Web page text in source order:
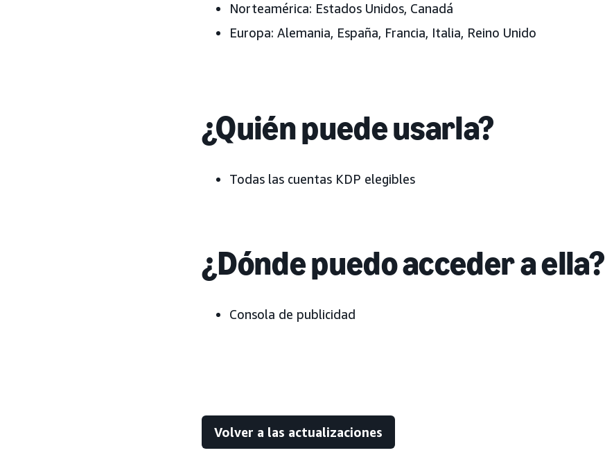
Norteamérica: Estados Unidos, Canadá
Europa: Alemania, España, Francia, Italia, Reino Unido
¿Quién puede usarla?
Todas las cuentas KDP elegibles
¿Dónde puedo acceder a ella?
Consola de publicidad
Volver a las actualizaciones